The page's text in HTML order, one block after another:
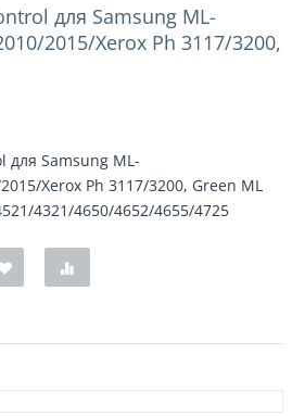
для Samsung ML-
2015/Xerox Ph 3117/3200,
для Samsung ML-
Xerox Ph 3117/3200, Green ML
4321/4650/4652/4655/4725